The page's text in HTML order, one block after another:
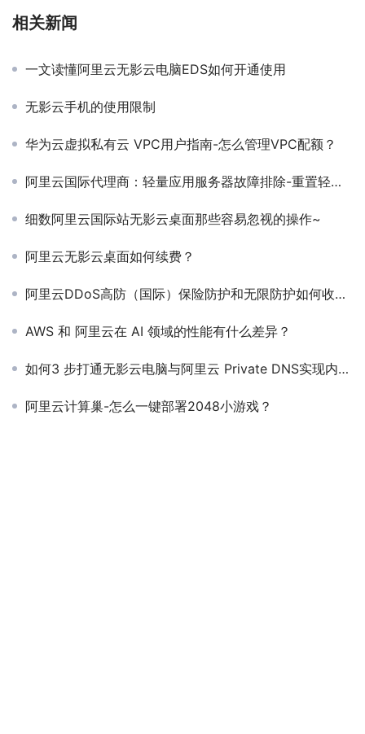
相关新闻
一文读懂阿里云无影云电脑EDS如何开通使用
无影云手机的使用限制
华为云虚拟私有云 VPC用户指南-怎么管理VPC配额？
阿里云国际代理商：轻量应用服务器故障排除-重置轻量应用服务器的密码后未生效
细数阿里云国际站无影云桌面那些容易忽视的操作~
阿里云无影云桌面如何续费？
阿里云DDoS高防（国际）保险防护和无限防护如何收费的？
AWS 和 阿里云在 AI 领域的性能有什么差异？
如何3 步打通无影云电脑与阿里云 Private DNS实现内网域名管理？
阿里云计算巢-怎么一键部署2048小游戏？